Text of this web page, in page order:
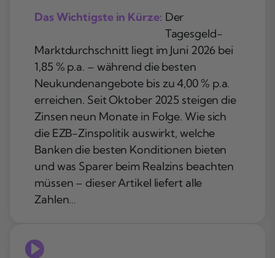
Das Wichtigste in Kürze: Der
Tagesgeld-
Marktdurchschnitt liegt im Juni 2026 bei
1,85 % p.a. – während die besten
Neukundenangebote bis zu 4,00 % p.a.
erreichen. Seit Oktober 2025 steigen die
Zinsen neun Monate in Folge. Wie sich
die EZB-Zinspolitik auswirkt, welche
Banken die besten Konditionen bieten
und was Sparer beim Realzins beachten
müssen – dieser Artikel liefert alle
Zahlen…